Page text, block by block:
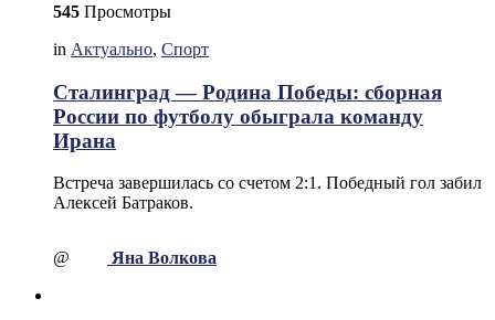
545 Просмотры
in Актуально, Спорт
Сталинград — Родина Победы: сборная
России по футболу обыграла команду
Ирана
Встреча завершилась со счетом 2:1. Победный гол забил
Алексей Батраков.
@ Яна Волкова